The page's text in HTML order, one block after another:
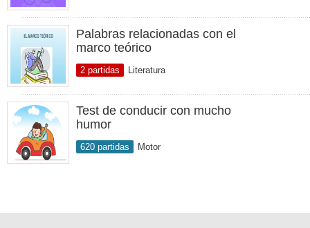
Palabras relacionadas con el
marco teórico
2 partidas Literatura
Test de conducir con mucho
humor
620 partidas Motor